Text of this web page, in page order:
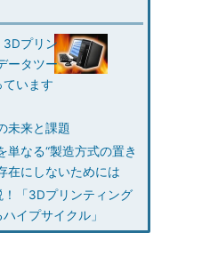
3Dプリン
ータツー
ています
未来と課題
単なる“製造方式の置き
在にしないためには
「3Dプリンティング
イプサイクル」